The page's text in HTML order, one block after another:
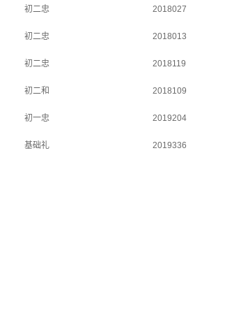
初二忠 2018027
初二忠 2018013
初二忠 2018119
初二和 2018109
初一忠 2019204
基础礼 2019336